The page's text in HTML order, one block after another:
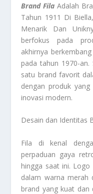
Brand Fila Adalah
Tahun 1911 Di
Menarik Dan
berfokus pada
akhirnya
pada tahun 1970-
satu brand favorit
dengan produk
inovasi modern.
Desain dan Identitas
Fila di kenal
perpaduan gaya
hingga saat ini. Logo
dalam warna merah
brand yang kuat dan